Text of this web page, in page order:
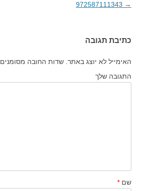
ניווט בפוסטים
→
כתיבת תגובה
האימייל לא יוצג באתר. שדות החובה מסומנים
התגובה שלך
שם *